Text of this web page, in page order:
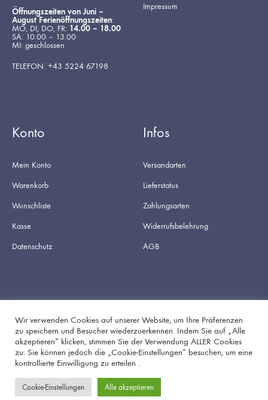
Öffnungszeiten von Juni –
August Ferienöffnungszeiten:
MO, DI, DO, FR: 14.00 – 18.00
SA: 10.00 – 13.00
MI: geschlossen
TELEFON: +43 5224 67198
Impressum
Konto
Mein Konto
Warenkorb
Wunschliste
Kasse
Datenschutz
Infos
Versandarten
Lieferstatus
Zahlungsarten
Widerrufsbelehrung
AGB
FacebookInstagram
Wir verwenden Cookies auf unserer Website, um Ihre Präferenzen
zu speichern und Besucher wiederzuerkennen. Indem Sie auf „Alle
akzeptieren“ klicken, stimmen Sie der Verwendung ALLER Cookies
zu. Sie können jedoch die „Cookie-Einstellungen“ besuchen, um eine
kontrollierte Einwilligung zu erteilen .
Cookie-Einstellungen Alle akzeptieren